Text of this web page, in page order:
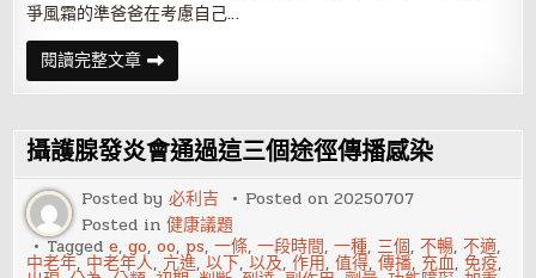
爭風霜的準爸爸在考慮自己…
閱讀完整文章男
性
優
飲
食
十
二
原
則
攝護腺發炎會通過這三個途徑傳播感染
Posted by必利吉 Posted on20250707
Posted in健康議題
Taggede,go,oo, ps,一條,一段時間,一種, 三個,不暢,不適,
中老年, 中老年人, 亢進,以下,以及,作用,值得,傳播, 充血,免疫,